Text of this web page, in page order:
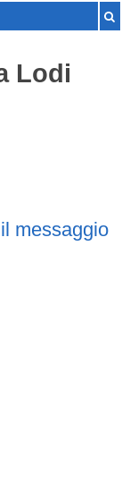
Lodi
messaggio